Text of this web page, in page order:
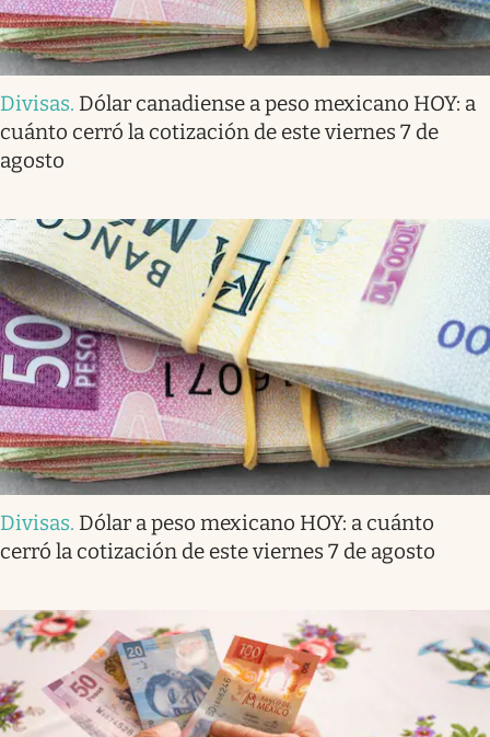
Divisas. Dólar canadiense a peso mexicano HOY: a
cuánto cerró la cotización de este viernes 7 de
agosto
Divisas. Dólar a peso mexicano HOY: a cuánto
cerró la cotización de este viernes 7 de agosto